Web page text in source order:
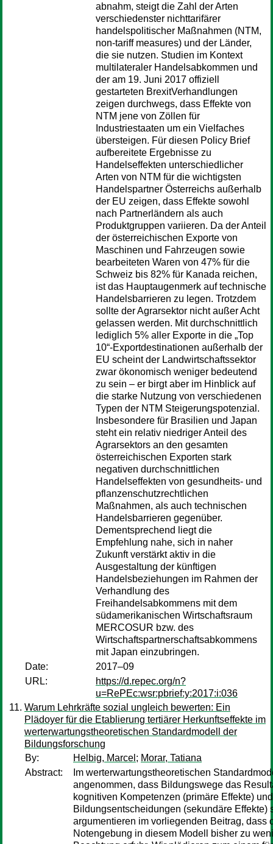
abnahm, steigt die Zahl der Arten
verschiedenster nichttarifärer
handelspolitischer Maßnahmen (NTM,
non-tariff measures) und der Länder,
die sie nutzen. Studien im Kontext
multilateraler Handelsabkommen und
der am 19. Juni 2017 offiziell
gestarteten BrexitVerhandlungen
zeigen durchwegs, dass Effekte von
NTM jene von Zöllen für
Industriestaaten um ein Vielfaches
übersteigen. Für diesen Policy Brief
aufbereitete Ergebnisse zu
Handelseffekten unterschiedlicher
Arten von NTM für die wichtigsten
Handelspartner Österreichs außerhalb
der EU zeigen, dass Effekte sowohl
nach Partnerländern als auch
Produktgruppen variieren. Da der Anteil
der österreichischen Exporte von
Maschinen und Fahrzeugen sowie
bearbeiteten Waren von 47% für die
Schweiz bis 82% für Kanada reichen,
ist das Hauptaugenmerk auf technische
Handelsbarrieren zu legen. Trotzdem
sollte der Agrarsektor nicht außer Acht
gelassen werden. Mit durchschnittlich
lediglich 5% aller Exporte in die „Top
10“-Exportdestinationen außerhalb der
EU scheint der Landwirtschaftssektor
zwar ökonomisch weniger bedeutend
zu sein – er birgt aber im Hinblick auf
die starke Nutzung von verschiedenen
Typen der NTM Steigerungspotenzial.
Insbesondere für Brasilien und Japan
steht ein relativ niedriger Anteil des
Agrarsektors an den gesamten
österreichischen Exporten stark
negativen durchschnittlichen
Handelseffekten von gesundheits- und
pflanzenschutzrechtlichen
Maßnahmen, als auch technischen
Handelsbarrieren gegenüber.
Dementsprechend liegt die
Empfehlung nahe, sich in naher
Zukunft verstärkt aktiv in die
Ausgestaltung der künftigen
Handelsbeziehungen im Rahmen der
Verhandlung des
Freihandelsabkommens mit dem
südamerikanischen Wirtschaftsraum
MERCOSUR bzw. des
Wirtschaftspartnerschaftsabkommens
mit Japan einzubringen.
Date:
2017–09
URL:
https://d.repec.org/n?
u=RePEc:wsr:pbrief:y:2017:i:036
Warum Lehrkräfte sozial ungleich bewerten: Ein
Plädoyer für die Etablierung tertiärer Herkunftseffekte im
werterwartungstheoretischen Standardmodell der
Bildungsforschung
By:
Helbig, Marcel ; Morar, Tatiana
Abstract:
Im werterwartungstheoretischen
angenommen, dass Bildungswege das
kognitiven Kompetenzen (primäre Effekte) und
Bildungsentscheidungen (sekundäre Effekte)
argumentieren im vorliegenden Beitrag, dass
Notengebung in diesem Modell bisher zu